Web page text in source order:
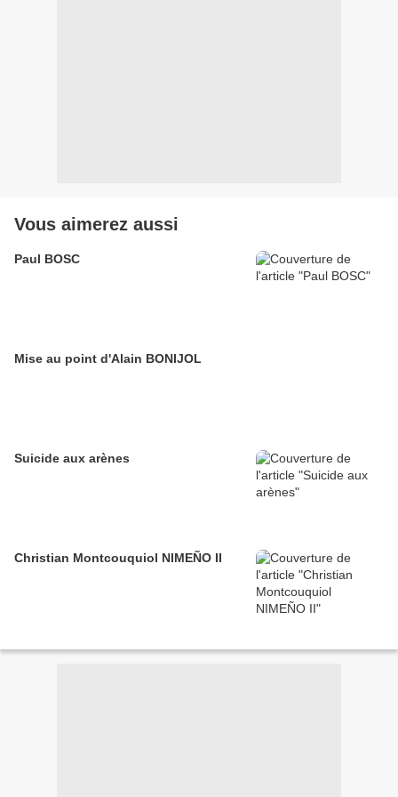
Vous aimerez aussi
Paul BOSC
Mise au point d'Alain BONIJOL
Suicide aux arènes
Christian Montcouquiol NIMEÑO II